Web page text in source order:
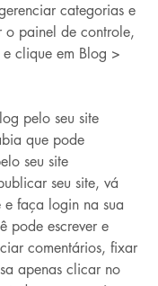
categorias e
o painel de controle,
clique em Blog >
pelo seu site
que pode
seu site
seu site, vá
e faça login na sua
pode escrever e
comentários, fixar
apenas clicar no